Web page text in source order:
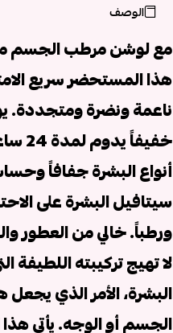
الوصف
مع لوشن مرطب الجسم
هذا المستحضر سريع
ناعمة ونضرة ومتجددة.
أنواع البشرة جفافاً
سيتافيل البشرة على
ورطباً. خالي من العطور
لا تهيج تركيبته
البشرة، الأمر الذي
الجسم أو الوجه. يأتي هذا